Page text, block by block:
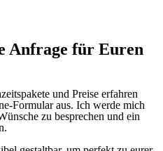
Anfrage für Euren
und Preise erfahren
Formular aus. Ich werde mich
zu besprechen und ein